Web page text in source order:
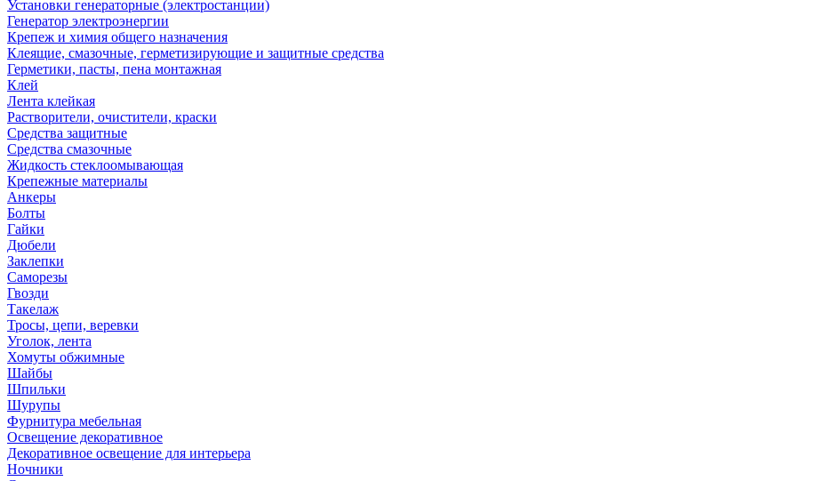
Установки генераторные (электростанции)
Генератор электроэнергии
Крепеж и химия общего назначения
Клеящие, смазочные, герметизирующие и защитные средства
Герметики, пасты, пена монтажная
Клей
Лента клейкая
Растворители, очистители, краски
Средства защитные
Средства смазочные
Жидкость стеклоомывающая
Крепежные материалы
Анкеры
Болты
Гайки
Дюбели
Заклепки
Саморезы
Гвозди
Такелаж
Тросы, цепи, веревки
Уголок, лента
Хомуты обжимные
Шайбы
Шпильки
Шурупы
Фурнитура мебельная
Освещение декоративное
Декоративное освещение для интерьера
Ночники